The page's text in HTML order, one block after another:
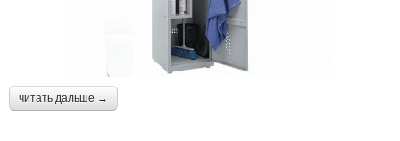
читать дальше →